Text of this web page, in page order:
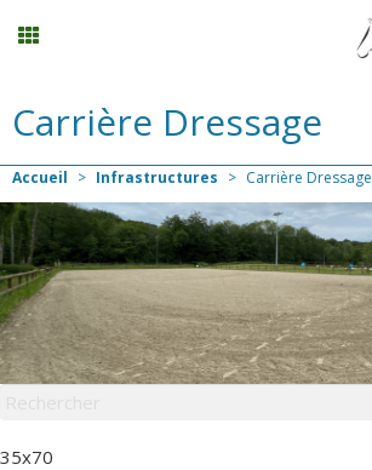
Randonnée
Menu
Mon compte
Panier
Carrière Dressage
Accueil > Infrastructures > Carrière Dressage
35x70